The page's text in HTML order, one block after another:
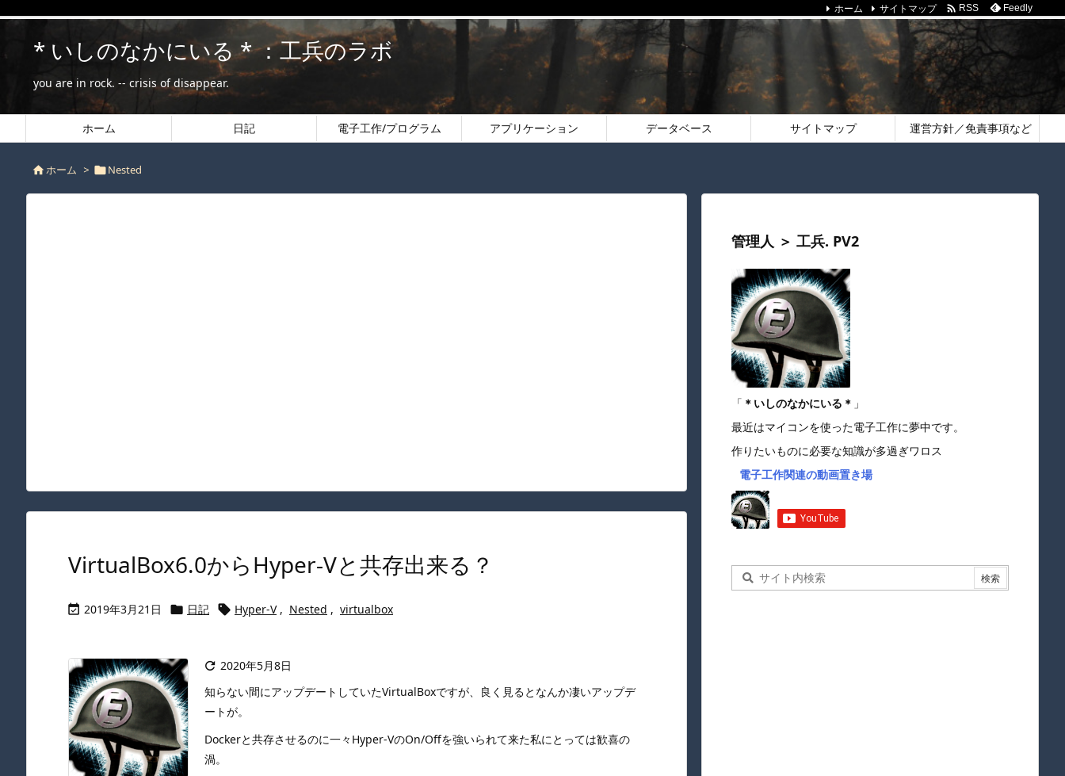
* いしのなかにいる * ：工兵のラボ
you are in rock. -- crisis of disappear.
ホーム 日記 電子工作/プログラム アプリケーション データベース サイトマップ 運営方針／免責事項など
ホーム サイトマップ  RSS Feedly
ホーム > Nested
VirtualBox6.0からHyper-Vと共存出来る？
 2019年3月21日  日記  Hyper-V , Nested , virtualbox
 2020年5月8日
知らない間にアップデートしていたVirtualBoxですが、良く見るとなんか凄いアップデ
ートが。
Dockerと共存させるのに一々Hyper-VのOn/Offを強いられて来た私にとっては歓喜の
渦。
管理人 ＞ 工兵. PV2
「 ＊いしのなかにいる＊ 」
最近はマイコンを使った電子工作に夢中です。
作りたいものに必要な知識が多過ぎワロス
電子工作関連の動画置き場